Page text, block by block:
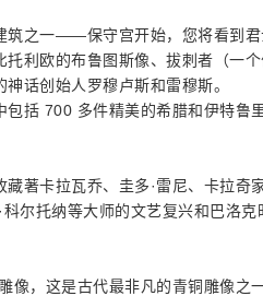
筑之一——保守宫开始，您将看到君
利欧的布鲁图斯像、拔刺者（一
话创始人罗穆卢斯和雷穆斯。
括 700 多件精美的希腊和伊特鲁
著卡拉瓦乔、圭多·雷尼、卡拉奇
尔托纳等大师的文艺复兴和巴洛
像，这是古代最非凡的青铜雕像之